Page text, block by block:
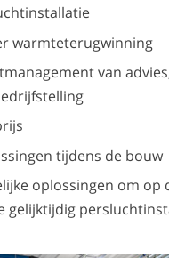
warmteterugwinning
van
tijdens de bouw
oplossingen om op
gelijktijdig